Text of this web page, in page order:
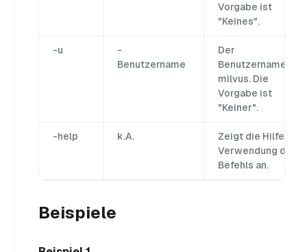
Vorgabe ist
"Keines".
-u
-
Benutzername
Der
Benutzername in
milvus. Die
Vorgabe ist
"Keiner".
-help k.A.
Zeigt die Hilfe zur
Verwendung des
Befehls an.
Beispiele